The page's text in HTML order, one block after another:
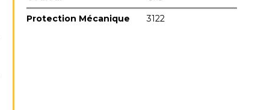
Protection Mécanique
3122